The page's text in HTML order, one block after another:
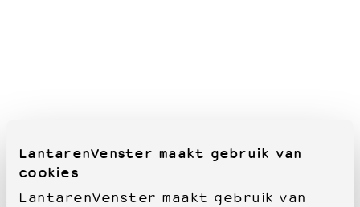
LantarenVenster maakt gebruik van
cookies
LantarenVenster maakt gebruik van